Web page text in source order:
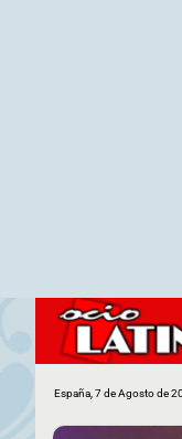
España, 7 de Agosto de